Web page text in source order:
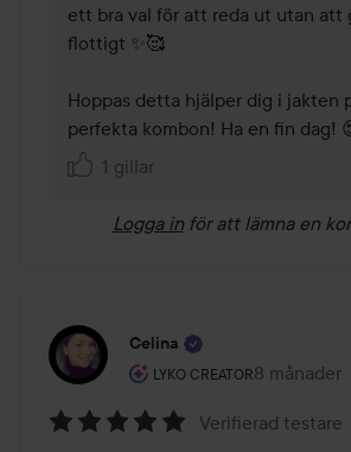
ett bra val för att reda ut utan att
flottigt ✨🥰
Hoppas detta hjälper dig i jakten
perfekta kombon! Ha en fin dag!
1 gillar
Logga in för att lämna en
Celina
LYKO CREATOR
Användarens roll: Lyko
8 månader
Inlägget
Verifierad testare